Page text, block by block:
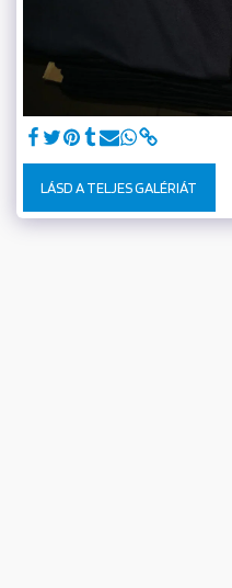
LÁSD A TELJES GALÉRIÁT